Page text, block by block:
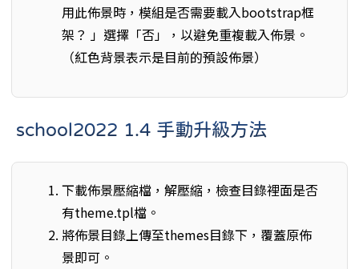
用此佈景時，模組是否需要載入bootstrap框
架？ 」選擇「否」，以避免重複載入佈景。
（紅色背景表示是目前的預設佈景）
school2022 1.4 手動升級方法
下載佈景壓縮檔，解壓縮，檢查目錄裡面是否
有theme.tpl檔。
將佈景目錄上傳至themes目錄下，覆蓋原佈
景即可。